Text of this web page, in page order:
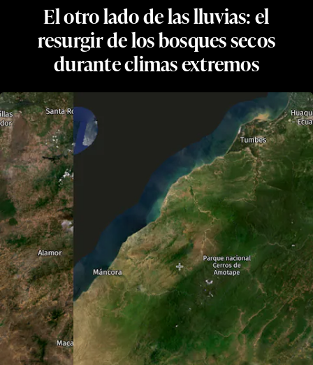
El otro lado de las lluvias: el
resurgir de los bosques secos
durante climas extremos